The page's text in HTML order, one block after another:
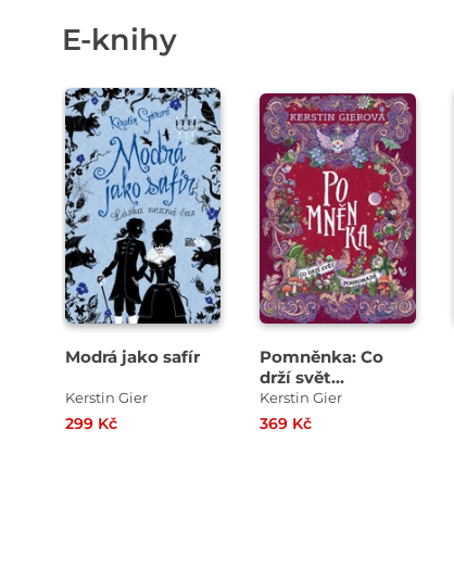
E-knihy
Modrá jako safír
Kerstin Gier
299 Kč
Pomněnka: Co
drží svět
pohromadě
Kerstin Gier
369 Kč